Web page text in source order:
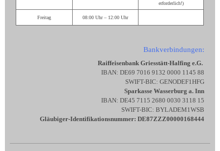
erforderlich!)
Freitag 08:00 Uhr – 12:00 Uhr
Bankverbindungen:
Raiffeisenbank Griesstätt-Halfing e.G.
IBAN: DE69 7016 9132 0000 1145 88
SWIFT-BIC: GENODEF1HFG
Sparkasse Wasserburg a. Inn
IBAN: DE45 7115 2680 0030 3118 15
SWIFT-BIC: BYLADEM1WSB
Gläubiger-Identifikationsnummer: DE87ZZZ00000168444